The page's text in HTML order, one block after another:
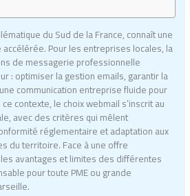
du Sud de la France, connaît une
Pour les entreprises locales, la
de messagerie professionnelle
: optimiser la gestion emails, garantir la
communication entreprise fluide pour
contexte, le choix webmail s’inscrit au
avec des critères qui mêlent
réglementaire et adaptation aux
du territoire. Face à une offre
avantages et limites des différentes
pour toute PME ou grande